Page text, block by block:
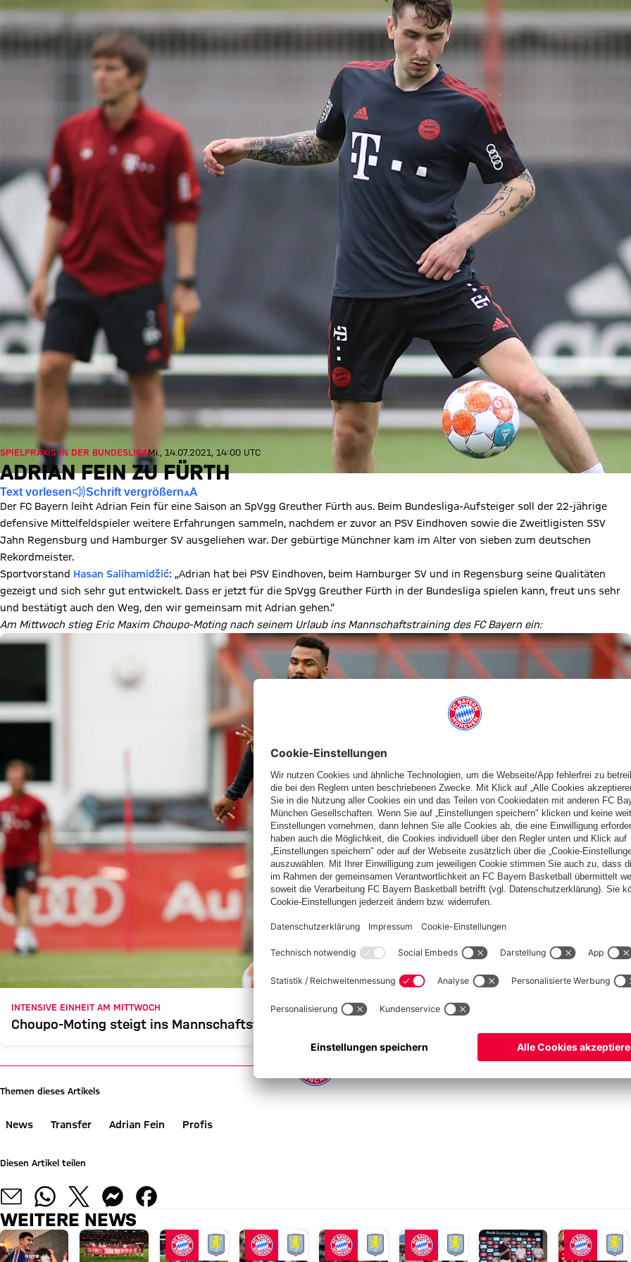
SPIELPRAXIS IN DER BUNDESLIGAMi., 14.07.2021, 14:00 UTC
ADRIAN FEIN ZU FÜRTH
Text vorlesen Schrift vergrößern
Der FC Bayern leiht Adrian Fein für eine Saison an SpVgg Greuther Fürth aus. Beim Bundesliga-Aufsteiger soll der 22-jährige
defensive Mittelfeldspieler weitere Erfahrungen sammeln, nachdem er zuvor an PSV Eindhoven sowie die Zweitligisten SSV
Jahn Regensburg und Hamburger SV ausgeliehen war. Der gebürtige Münchner kam im Alter von sieben zum deutschen
Rekordmeister.
Sportvorstand Hasan Salihamidžić: „Adrian hat bei PSV Eindhoven, beim Hamburger SV und in Regensburg seine Qualitäten
gezeigt und sich sehr gut entwickelt. Dass er jetzt für die SpVgg Greuther Fürth in der Bundesliga spielen kann, freut uns sehr
und bestätigt auch den Weg, den wir gemeinsam mit Adrian gehen.“
Am Mittwoch stieg Eric Maxim Choupo-Moting nach seinem Urlaub ins Mannschaftstraining des FC Bayern ein:
INTENSIVE EINHEIT AM MITTWOCH
Choupo-Moting steigt ins Mannschaftstraining ein
Themen dieses Artikels
News Transfer Adrian Fein Profis
Diesen Artikel teilen
WEITERE NEWS